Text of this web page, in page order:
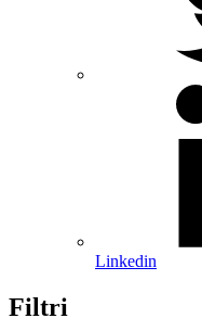
Linkedin
Filtri